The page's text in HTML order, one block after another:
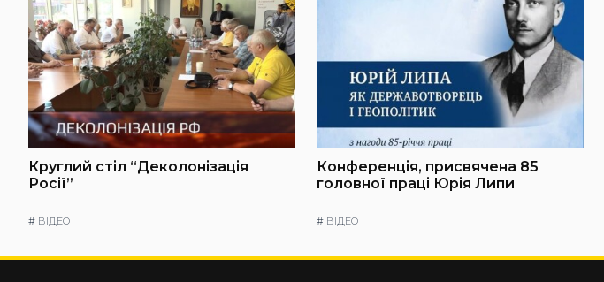
Круглий стіл “Деколонізація
Росії”
# ВІДЕО
Конференція, присвячена 85
головної праці Юрія Липи
# ВІДЕО